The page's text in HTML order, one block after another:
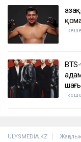
ULYSMEDIA.KZ